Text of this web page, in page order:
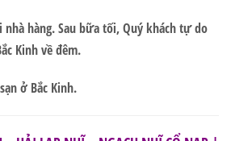
hàng. Sau bữa tối, Quý khách tự do
Kinh về đêm.
ở Bắc Kinh.